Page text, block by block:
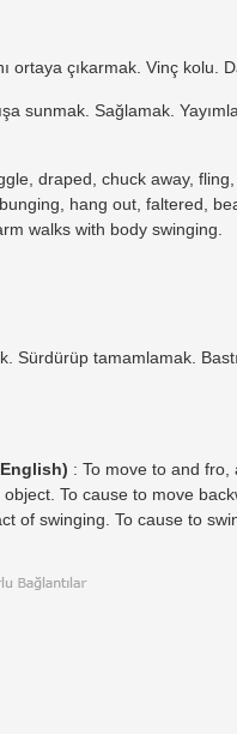
ortaya çıkarmak. Vinç kolu.
sunmak. Sağlamak.
draped, chuck away,
hang out, faltered,
walks with body swinging.
tamamlamak.
: To move to and fro,
To cause to move
of swinging. To cause to